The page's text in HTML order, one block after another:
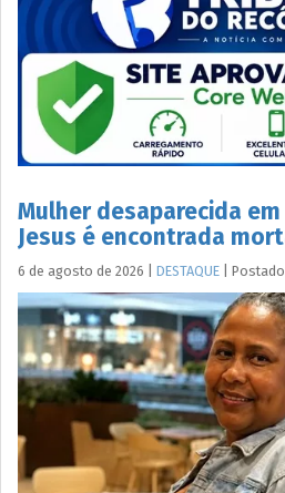
Mulher desaparecida
Jesus é encontrada
6 de agosto de 2026 DESTAQUE